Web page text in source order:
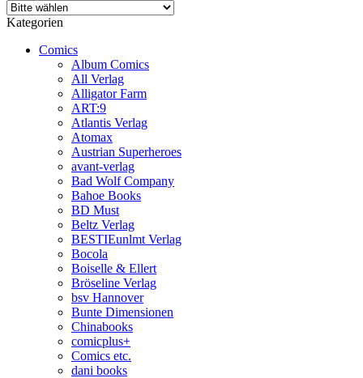
Kategorien
Comics
Album Comics
All Verlag
Alligator Farm
ART:9
Atlantis Verlag
Atomax
Austrian Superheroes
avant-verlag
Bad Wolf Company
Bahoe Books
BD Must
Beltz Verlag
BESTIEunlmt Verlag
Bocola
Boiselle & Ellert
Bröseline Verlag
bsv Hannover
Bunte Dimensionen
Chinabooks
comicplus+
Comics etc.
dani books